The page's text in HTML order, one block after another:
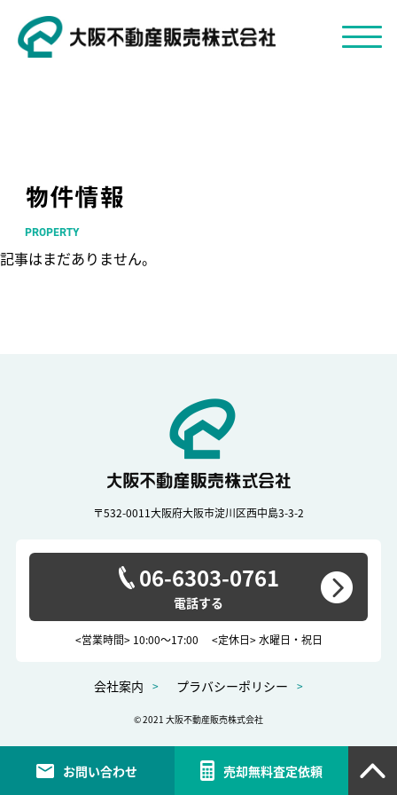
お問い合わせ 売却無料査定依頼
物件情報
PROPERTY
記事はまだありません。
〒532-0011大阪府大阪市淀川区西中島3-3-2
06-6303-0761
<営業時間> 10:00～17:00 <定休日> 水曜日・祝日
会社案内 プラバシーポリシー
© 2021 大阪不動産販売株式会社